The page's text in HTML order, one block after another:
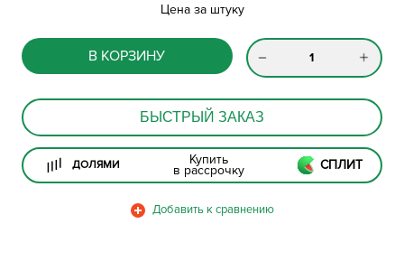
Цена за штуку
В КОРЗИНУ
БЫСТРЫЙ ЗАКАЗ
ДОЛЯМИ Купить
в рассрочку СПЛИТ